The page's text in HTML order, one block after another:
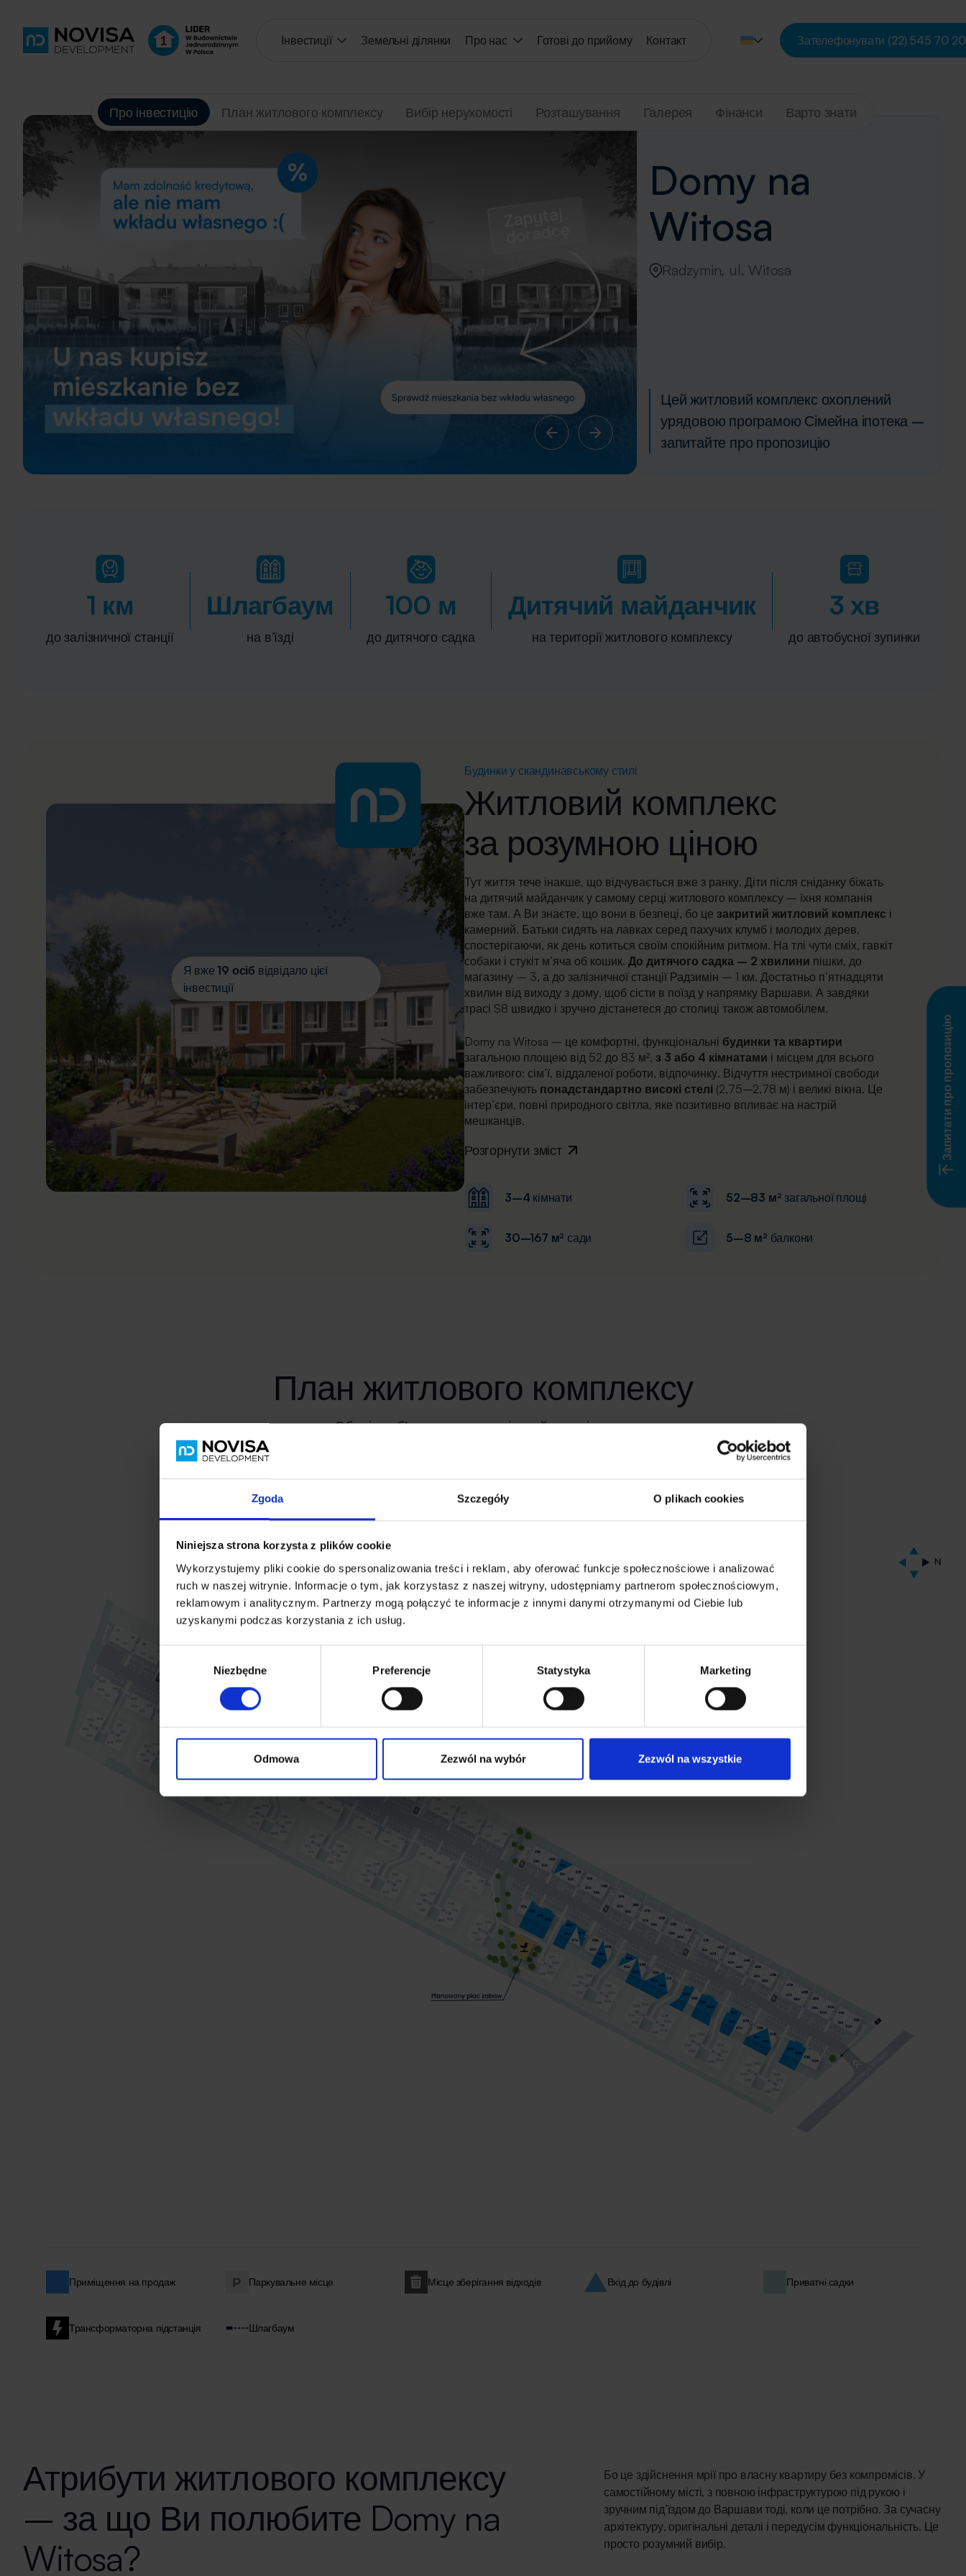
Zgoda Szczegóły O plikach cookies
Niniejsza strona korzysta z plików cookie
Wykorzystujemy pliki cookie do spersonalizowania treści i reklam, aby oferować funkcje społecznościowe i analizować
ruch w naszej witrynie. Informacje o tym, jak korzystasz z naszej witryny, udostępniamy partnerom społecznościowym,
reklamowym i analitycznym. Partnerzy mogą połączyć te informacje z innymi danymi otrzymanymi od Ciebie lub
uzyskanymi podczas korzystania z ich usług.
zgody
Niezbędne Preferencje Statystyka Marketing
Odmowa Zezwól na wybór Zezwól na wszystkie
Інвестиції Земельні ділянки Про нас Готові до прийому Контакт Зателефонувати (22) 545 70 20
Domy na
Witosa
Radzymin, ul. Witosa
Цей житловий комплекс охоплений
урядовою програмою Сімейна іпотека –
запитайте про пропозицію
1 км
до залізничної станції
Шлагбаум
на в’їзді
100 м
до дитячого садка
Дитячий майданчик
на території житлового комплексу
3 хв
до автобусної зупинки
Я вже19 осіб відвідало цієї
інвестиції
Будинки у скандинавському стилі
Житловий комплекс
за розумною ціною
Тут життя тече інакше, що відчувається вже з ранку. Діти після сніданку біжать
на дитячий майданчик у самому серці житлового комплексу – їхня компанія
вже там. А Ви знаєте, що вони в безпеці, бо це закритий житловий комплекс і
камерний. Батьки сидять на лавках серед пахучих клумб і молодих дерев,
спостерігаючи, як день котиться своїм спокійним ритмом. На тлі чути сміх, гавкіт
собаки і стукіт м’яча об кошик. До дитячого садка – 2 хвилини пішки, до
магазину – 3, а до залізничної станції Радзимін – 1 км. Достатньо п’ятнадцяти
хвилин від виходу з дому, щоб сісти в поїзд у напрямку Варшави. А завдяки
трасі S8 швидко і зручно дістанетеся до столиці також автомобілем.
Domy na Witosa – це комфортні, функціональні будинки та квартири
загальною площею від 52 до 83 м², з 3 або 4 кімнатами і місцем для всього
важливого: сім’ї, віддаленої роботи, відпочинку. Відчуття нестримної свободи
забезпечують понадстандартно високі стелі (2,75–2,78 м) і великі вікна. Це
інтер’єри, повні природного світла, яке позитивно впливає на настрій
мешканців.
Розгорнути зміст
3–4 кімнати 52–83 м² загальної площі
30–167 м² сади 5–8 м² балкони
План житлового комплексу
Оберіть об’єкт нерухомості, який вас цікавить
Приміщення на продаж Паркувальне місце Місце зберігання відходів Вхід до будівлі Приватні садки
Трансформаторна підстанція Шлагбаум
Атрибути житлового комплексу
– за що Ви полюбите Domy na
Witosa?
Бо це здійснення мрії про власну квартиру без компромісів. У
самостійному місті, з повною інфраструктурою під рукою і
зручним під’їздом до Варшави тоді, коли це потрібно. За сучасну
архітектуру, оригінальні деталі і передусім функціональність. Це
просто розумний вибір.
Про інвестицію План житлового комплексу Вибір нерухомості Розташування Галерея Фінанси Варто знати
Запитати про пропозицію